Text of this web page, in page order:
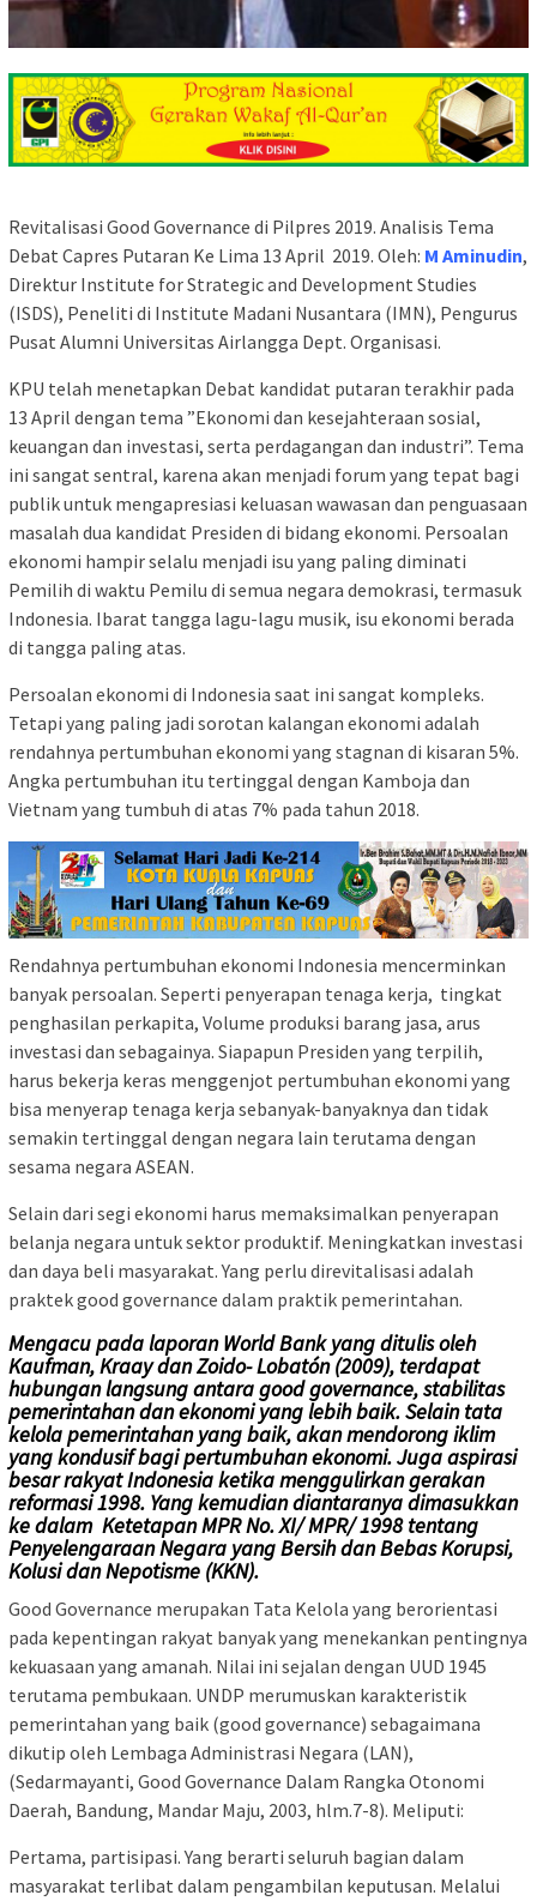
Revitalisasi Good Governance di Pilpres 2019. Analisis Tema
Debat Capres Putaran Ke Lima 13 April 2019. Oleh: M Aminudin,
Direktur Institute for Strategic and Development Studies
(ISDS), Peneliti di Institute Madani Nusantara (IMN), Pengurus
Pusat Alumni Universitas Airlangga Dept. Organisasi.
KPU telah menetapkan Debat kandidat putaran terakhir pada
13 April dengan tema ”Ekonomi dan kesejahteraan sosial,
keuangan dan investasi, serta perdagangan dan industri”. Tema
ini sangat sentral, karena akan menjadi forum yang tepat bagi
publik untuk mengapresiasi keluasan wawasan dan penguasaan
masalah dua kandidat Presiden di bidang ekonomi. Persoalan
ekonomi hampir selalu menjadi isu yang paling diminati
Pemilih di waktu Pemilu di semua negara demokrasi, termasuk
Indonesia. Ibarat tangga lagu-lagu musik, isu ekonomi berada
di tangga paling atas.
Persoalan ekonomi di Indonesia saat ini sangat kompleks.
Tetapi yang paling jadi sorotan kalangan ekonomi adalah
rendahnya pertumbuhan ekonomi yang stagnan di kisaran 5%.
Angka pertumbuhan itu tertinggal dengan Kamboja dan
Vietnam yang tumbuh di atas 7% pada tahun 2018.
Rendahnya pertumbuhan ekonomi Indonesia mencerminkan
banyak persoalan. Seperti penyerapan tenaga kerja, tingkat
penghasilan perkapita, Volume produksi barang jasa, arus
investasi dan sebagainya. Siapapun Presiden yang terpilih,
harus bekerja keras menggenjot pertumbuhan ekonomi yang
bisa menyerap tenaga kerja sebanyak-banyaknya dan tidak
semakin tertinggal dengan negara lain terutama dengan
sesama negara ASEAN.
Selain dari segi ekonomi harus memaksimalkan penyerapan
belanja negara untuk sektor produktif. Meningkatkan investasi
dan daya beli masyarakat. Yang perlu direvitalisasi adalah
praktek good governance dalam praktik pemerintahan.
Mengacu pada laporan World Bank yang ditulis oleh
Kaufman, Kraay dan Zoido- Lobatón (2009), terdapat
hubungan langsung antara good governance, stabilitas
pemerintahan dan ekonomi yang lebih baik. Selain tata
kelola pemerintahan yang baik, akan mendorong iklim
yang kondusif bagi pertumbuhan ekonomi. Juga aspirasi
besar rakyat Indonesia ketika menggulirkan gerakan
reformasi 1998. Yang kemudian diantaranya dimasukkan
ke dalam Ketetapan MPR No. XI/ MPR/ 1998 tentang
Penyelengaraan Negara yang Bersih dan Bebas Korupsi,
Kolusi dan Nepotisme (KKN).
Good Governance merupakan Tata Kelola yang berorientasi
pada kepentingan rakyat banyak yang menekankan pentingnya
kekuasaan yang amanah. Nilai ini sejalan dengan UUD 1945
terutama pembukaan. UNDP merumuskan karakteristik
pemerintahan yang baik (good governance) sebagaimana
dikutip oleh Lembaga Administrasi Negara (LAN),
(Sedarmayanti, Good Governance Dalam Rangka Otonomi
Daerah, Bandung, Mandar Maju, 2003, hlm.7-8). Meliputi:
Pertama, partisipasi. Yang berarti seluruh bagian dalam
masyarakat terlibat dalam pengambilan keputusan. Melalui